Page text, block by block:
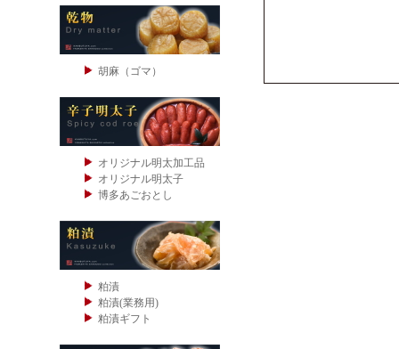
胡麻（ゴマ）
オリジナル明太加工品
オリジナル明太子
博多あごおとし
粕漬
粕漬(業務用)
粕漬ギフト